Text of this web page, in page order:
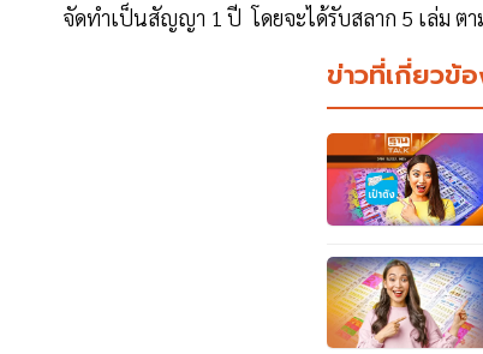
จัดทำเป็นสัญญา 1 ปี โดยจะได้รับสลาก 5 เล่ม
ข่าวที่เกี่ยวข้